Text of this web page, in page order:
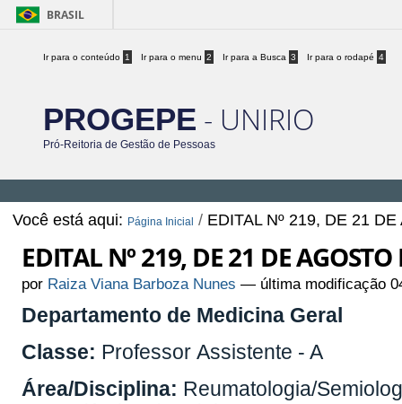
BRASIL
Ir para o conteúdo 1 Ir para o menu 2 Ir para a Busca 3 Ir para o rodapé 4
PROGEPE - UNIRIO
Pró-Reitoria de Gestão de Pessoas
Você está aqui: Página Inicial / EDITAL Nº 219, DE 21
EDITAL Nº 219, DE 21 DE AGOSTO
por Raiza Viana Barboza Nunes — última modificação
Departamento de Medicina Geral
Classe: Professor Assistente - A
Área/Disciplina: Reumatologia/